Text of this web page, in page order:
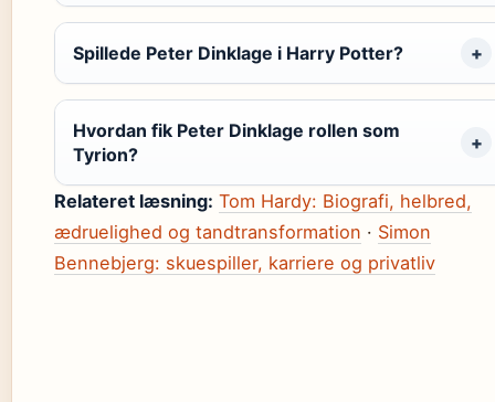
Spillede Peter Dinklage i Harry Potter?
Hvordan fik Peter Dinklage rollen som
Tyrion?
Relateret læsning: Tom Hardy: Biografi, helbred,
ædruelighed og tandtransformation · Simon
Bennebjerg: skuespiller, karriere og privatliv